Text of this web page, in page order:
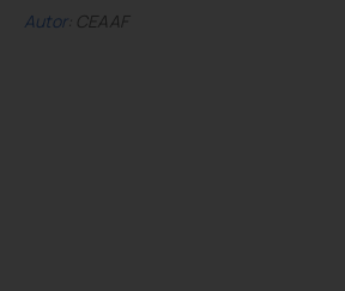
Autor: CEAAF